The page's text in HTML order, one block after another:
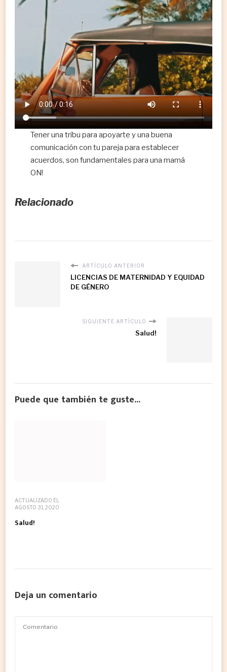
Tener una tribu para apoyarte y una buena
comunicación con tu pareja para establecer
acuerdos, son fundamentales para una mamá
ON!
Relacionado
ARTÍCULO ANTERIOR
LICENCIAS DE MATERNIDAD Y EQUIDAD
DE GÉNERO
SIGUIENTE ARTÍCULO
Salud!
Puede que también te guste...
ACTUALIZADO EL
AGOSTO 31, 2020
Salud!
Deja un comentario